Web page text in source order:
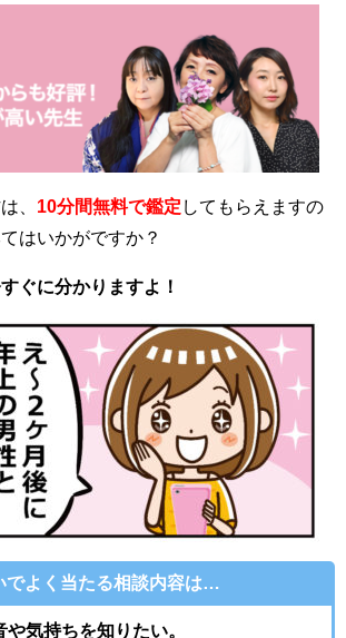
、 10分間無料で鑑定 してもらえますの
はいかがですか？
ぐに分かりますよ！
でよく当たる相談内容は…
や気持ちを知りたい。